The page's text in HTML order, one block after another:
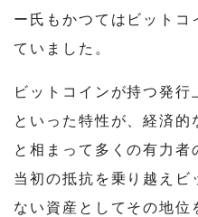
ー氏もかつてはビットコ
ていました。
ビットコインが持つ発
といった特性が、経済
と相まって多くの有力者
当初の抵抗を乗り越えビ
ない資産としてその地位